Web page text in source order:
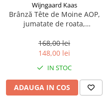
Wijngaard Kaas
Brânză Tête de Moine AOP,
jumatate de roata,
168,00 lei
148,00 lei
IN STOC
ADAUGA IN COS